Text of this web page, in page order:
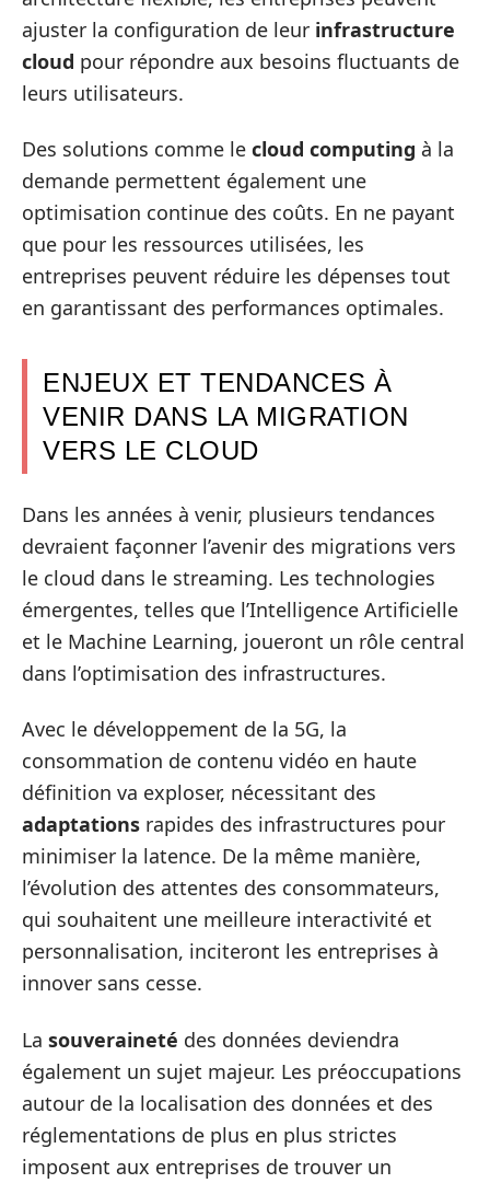
ajuster la configuration de leur infrastructure
cloud pour répondre aux besoins fluctuants de
leurs utilisateurs.
Des solutions comme le cloud computing à la
demande permettent également une
optimisation continue des coûts. En ne payant
que pour les ressources utilisées, les
entreprises peuvent réduire les dépenses tout
en garantissant des performances optimales.
ENJEUX ET TENDANCES À
VENIR DANS LA MIGRATION
VERS LE CLOUD
Dans les années à venir, plusieurs tendances
devraient façonner l’avenir des migrations vers
le cloud dans le streaming. Les technologies
émergentes, telles que l’Intelligence Artificielle
et le Machine Learning, joueront un rôle central
dans l’optimisation des infrastructures.
Avec le développement de la 5G, la
consommation de contenu vidéo en haute
définition va exploser, nécessitant des
adaptations rapides des infrastructures pour
minimiser la latence. De la même manière,
l’évolution des attentes des consommateurs,
qui souhaitent une meilleure interactivité et
personnalisation, inciteront les entreprises à
innover sans cesse.
La souveraineté des données deviendra
également un sujet majeur. Les préoccupations
autour de la localisation des données et des
réglementations de plus en plus strictes
imposent aux entreprises de trouver un